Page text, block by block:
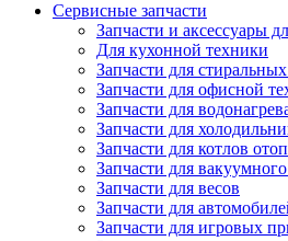
Сервисные запчасти
Запчасти и аксессуары
Для кухонной техники
Запчасти для
Запчасти для офисной
Запчасти для
Запчасти для
Запчасти для котлов
Запчасти для
Запчасти для весов
Запчасти для
Запчасти для игровых